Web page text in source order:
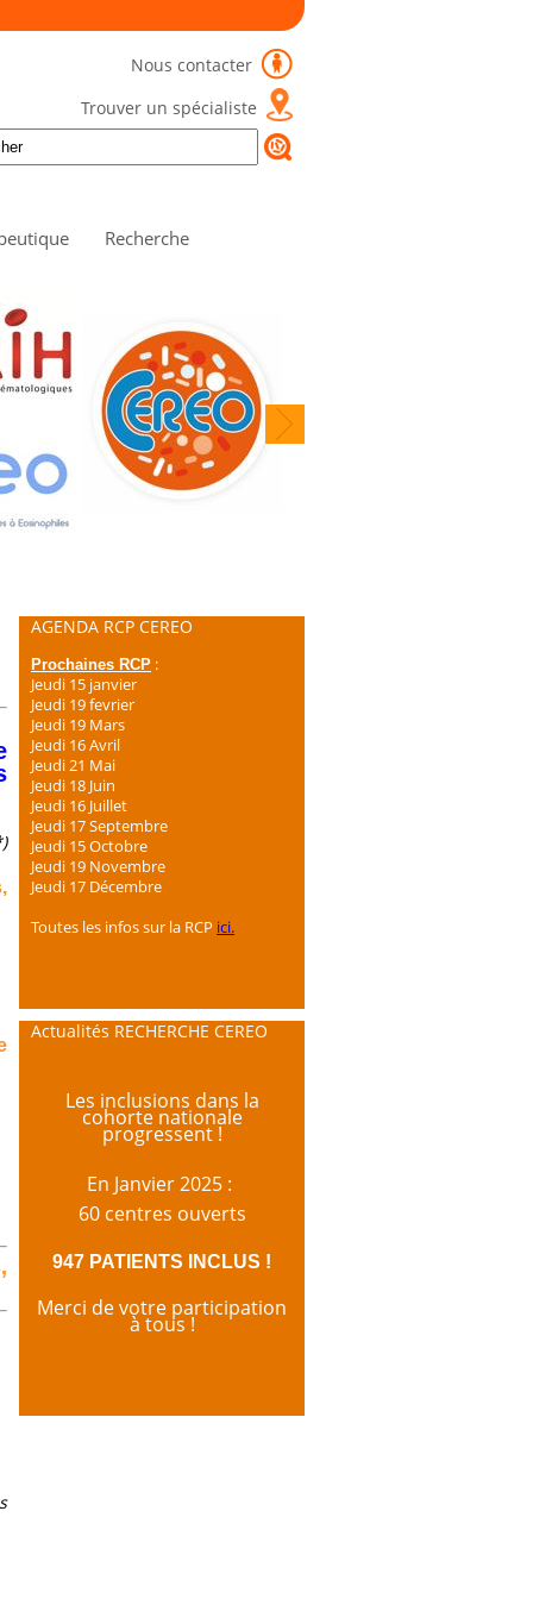
Nous contacter
Trouver un spécialiste
Recherche
AGENDA RCP CEREO
Prochaines RCP :
Jeudi 15 janvier
Jeudi 19 fevrier
Jeudi 19 Mars
Jeudi 16 Avril
Jeudi 21 Mai
Jeudi 18 Juin
Jeudi 16 Juillet
Jeudi 17 Septembre
Jeudi 15 Octobre
Jeudi 19 Novembre
Jeudi 17 Décembre
Toutes les infos sur la RCP ici.
Actualités RECHERCHE CEREO
Les inclusions dans la
cohorte nationale
progressent !
En Janvier 2025 :
60 centres ouverts
947 PATIENTS INCLUS !
Merci de votre participation
à tous !